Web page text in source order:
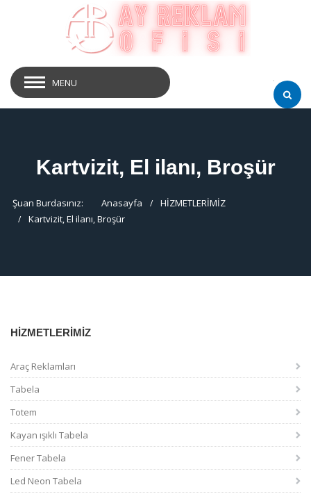
MENU
Kartvizit, El ilanı, Broşür
Şuan Burdasınız: Anasayfa
HİZMETLERİMİZ
Kartvizit, El ilanı, Broşür
HİZMETLERİMİZ
Araç Reklamları
Tabela
Totem
Kayan ışıklı Tabela
Fener Tabela
Led Neon Tabela